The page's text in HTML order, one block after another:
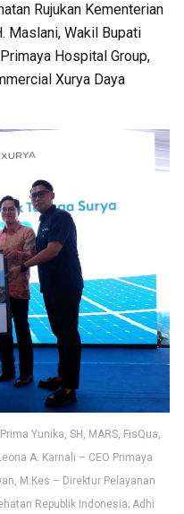
Rujukan Kementerian
Maslani, Wakil Bupati
Hospital Group,
Xurya Daya
Yunika, SH, MARS, FisQua,
A. Karnali – CEO Primaya
M.Kes – Direktur Pelayanan
Republik Indonesia; Adhi